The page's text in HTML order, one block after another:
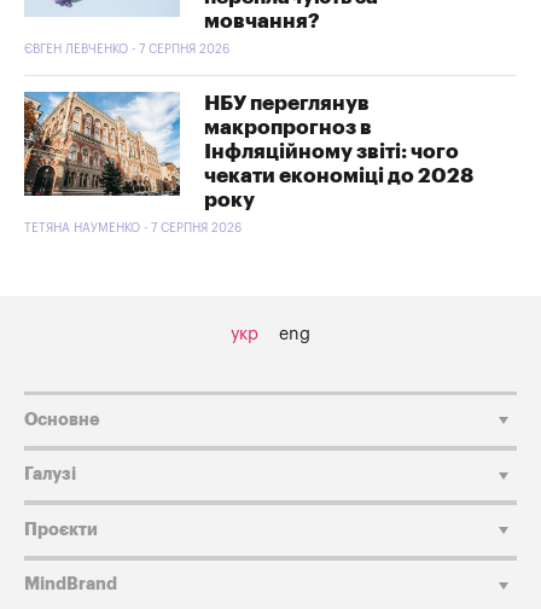
мовчання?
ЄВГЕН ЛЕВЧЕНКО - 7 СЕРПНЯ 2026
НБУ переглянув
макропрогноз в
Інфляційному звіті: чого
чекати економіці до 2028
року
ТЕТЯНА НАУМЕНКО - 7 СЕРПНЯ 2026
укр eng
Основне
Галузі
Проєкти
MindBrand